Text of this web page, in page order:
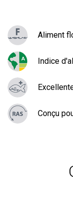
Aliment
Indice
Conçu